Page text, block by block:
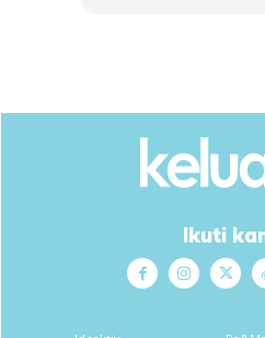
Anda mungkin Ikuti